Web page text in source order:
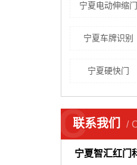
宁夏电动伸缩门
宁夏车牌识别
宁夏硬快门
联系我们
C
宁夏智汇红门